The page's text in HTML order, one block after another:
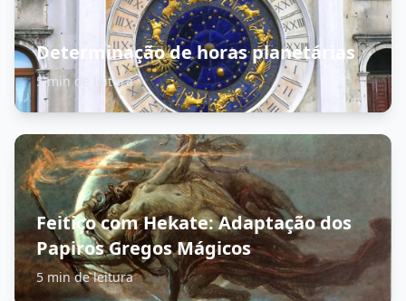
Determinação de horas planetárias
5 min de leitura
Feitiço com Hekate: Adaptação dos
Papiros Gregos Mágicos
5 min de leitura